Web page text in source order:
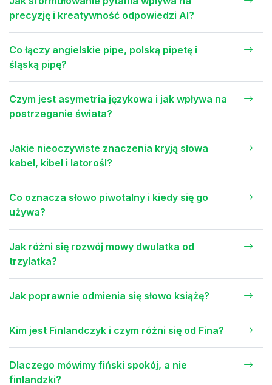
precyzję i kreatywność odpowiedzi AI?
Co łączy angielskie pipe, polską pipetę i
śląską pipę?
Czym jest asymetria językowa i jak wpływa na
postrzeganie świata?
Jakie nieoczywiste znaczenia kryją słowa
kabel, kibel i latorośl?
Co oznacza słowo piwotalny i kiedy się go
używa?
Jak różni się rozwój mowy dwulatka od
trzylatka?
Jak poprawnie odmienia się słowo książę?
Kim jest Finlandczyk i czym różni się od Fina?
Dlaczego mówimy fiński spokój, a nie
finlandzki?